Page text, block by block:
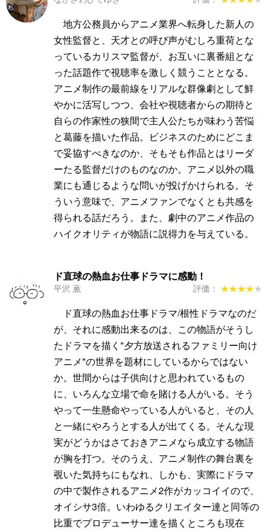
地方公務員からアニメ業界へ転身した新人の
女性監督と、天才との呼び声がむしろ重荷とな
っているカリスマ監督が、お互いに裏番組とな
った話題作で視聴率を激しく競うこととなる。
アニメ制作の最前線をリアルな群像劇として鮮
やかに活写しつつ、会社や視聴者からの期待と
自らの作家性の狭間で主人公たちが味わう苦悩
と葛藤を描いた作品。ビジネスのためにどこま
で妥協すべきなのか、そもそも作品とはリーダ
ーたる監督だけのものなのか。アニメ以外の職
業にも通じるような問いが投げかけられる。そ
ういう意味で、アニメファンでなくとも共感を
得られる話だろう。また、劇中のアニメ作品の
ハイクオリティが物語に説得力を与えている。
ド直球の熱血お仕事ドラマに感動！
平沢 薫 評価： ★★★★★
★★★★★
ド直球の熱血お仕事ドラマ/根性ドラマなのだ
が、それに感動出来るのは、この物語がそうし
たドラマを描く"夕方放送されるファミリー向け
アニメ"の世界を題材にしているからではない
か。世間からは子供向けと思われているもの
に、いろんな立場で命を賭ける人がいる。そう
やって一生懸命やっている人がいると、その人
と一緒にやろうとする人が出てくる。そんな現
実がどうかはさておきアニメなら成立する物語
が胸を打つ。そのうえ、アニメ制作の舞台裏を
覗いた気持ちにもなれ、しかも、実際にドラマ
の中で製作されるアニメ2作がカッコイイので、
オイシサ3倍。いわゆるクリエイター達と同等の
比重でプロデューサー達を描くところも現在